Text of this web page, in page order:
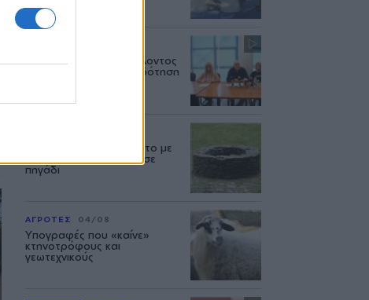
Το Υπουργείο Περιβάλλοντος
άφησε χωρίς χρηματοδότηση
Μυστήριο στον Ασώματο με
τον θάνατο 52χρονου σε
πηγάδι
ΑΓΡΟΤΕΣ 04/08
Υπογραφές που «καίνε»
κτηνοτρόφους και
γεωτεχνικούς